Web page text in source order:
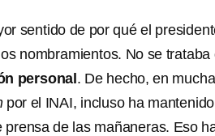
sentido de por qué el
nombramientos. No se
personal . De hecho, en
por el INAI, incluso ha
prensa de las mañaneras. Eso